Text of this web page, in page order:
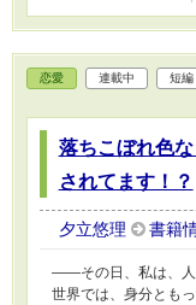
恋愛 連載中 短編
落ちこぼれ色
されてます！？
夕立悠理 書籍
――その日、私は、
世界では、身分とも